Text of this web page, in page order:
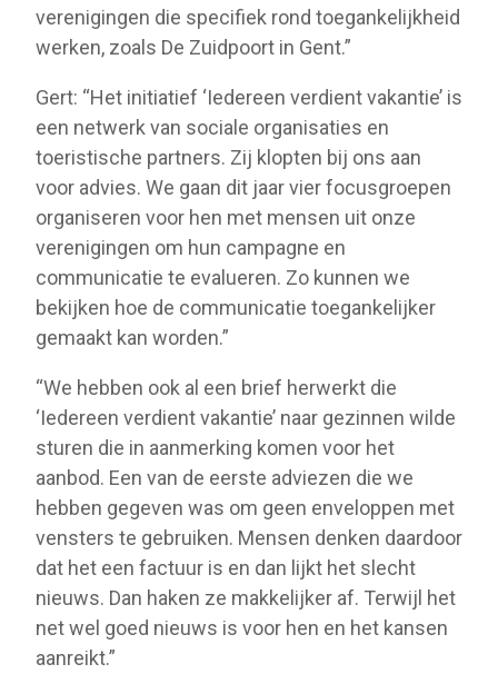
verenigingen die specifiek rond toegankelijkheid
werken, zoals De Zuidpoort in Gent.”
Gert: “Het initiatief ‘Iedereen verdient vakantie’ is
een netwerk van sociale organisaties en
toeristische partners. Zij klopten bij ons aan
voor advies. We gaan dit jaar vier focusgroepen
organiseren voor hen met mensen uit onze
verenigingen om hun campagne en
communicatie te evalueren. Zo kunnen we
bekijken hoe de communicatie toegankelijker
gemaakt kan worden.”
“We hebben ook al een brief herwerkt die
‘Iedereen verdient vakantie’ naar gezinnen wilde
sturen die in aanmerking komen voor het
aanbod. Een van de eerste adviezen die we
hebben gegeven was om geen enveloppen met
vensters te gebruiken. Mensen denken daardoor
dat het een factuur is en dan lijkt het slecht
nieuws. Dan haken ze makkelijker af. Terwijl het
net wel goed nieuws is voor hen en het kansen
aanreikt.”